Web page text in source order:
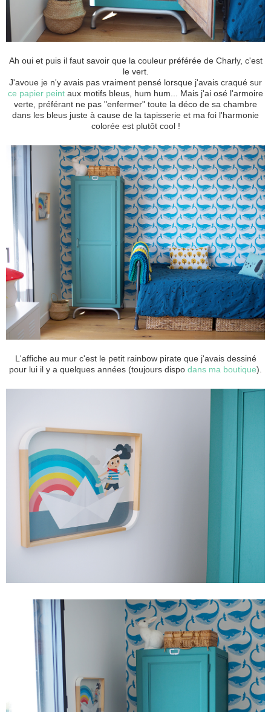
Ah oui et puis il faut savoir que la couleur préférée de Charly, c'est
le vert.
J'avoue je n'y avais pas vraiment pensé lorsque j'avais craqué sur
ce papier peint aux motifs bleus, hum hum... Mais j'ai osé l'armoire
verte, préférant ne pas "enfermer" toute la déco de sa chambre
dans les bleus juste à cause de la tapisserie et ma foi l'harmonie
colorée est plutôt cool !
L'affiche au mur c'est le petit rainbow pirate que j'avais dessiné
pour lui il y a quelques années (toujours dispo dans ma boutique).